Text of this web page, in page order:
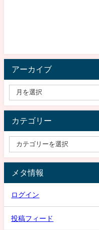
アーカイブ
カテゴリー
メタ情報
ログイン
投稿フィード